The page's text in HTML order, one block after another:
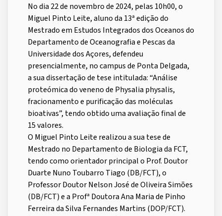
No dia 22 de novembro de 2024, pelas 10h00, o
Miguel Pinto Leite, aluno da 13ª edição do
Mestrado em Estudos Integrados dos Oceanos do
Departamento de Oceanografia e Pescas da
Universidade dos Açores, defendeu
presencialmente, no campus de Ponta Delgada,
a sua dissertação de tese intitulada: “Análise
proteómica do veneno de Physalia physalis,
fracionamento e purificação das moléculas
bioativas”, tendo obtido uma avaliação final de
15 valores.
O Miguel Pinto Leite realizou a sua tese de
Mestrado no Departamento de Biologia da FCT,
tendo como orientador principal o Prof. Doutor
Duarte Nuno Toubarro Tiago (DB/FCT), o
Professor Doutor Nelson José de Oliveira Simões
(DB/FCT) e a Profª Doutora Ana Maria de Pinho
Ferreira da Silva Fernandes Martins (DOP/FCT).